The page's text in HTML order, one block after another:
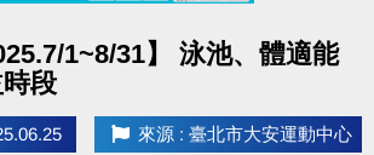
1~8/31】 泳池、體適能
段
來源 : 臺北市大安運動中心